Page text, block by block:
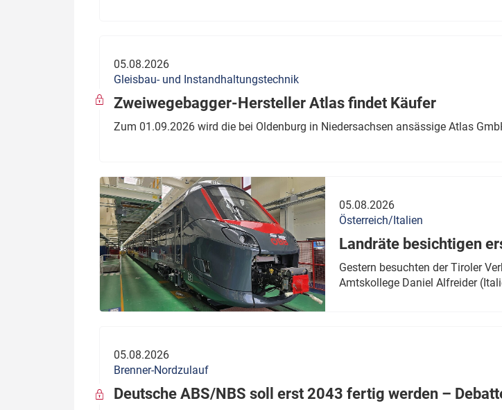
Thema des Monats
Dossier: Generalsanierung
Dossier: ETCS
05.08.2026
Gleisbau- und Instandhaltungstechnik
Zweiwegebagger-Hersteller Atlas findet Käufer
Zum 01.09.2026 wird die bei Oldenburg in Niedersachsen ansässige Atlas
05.08.2026
Österreich/Italien
Landräte besichtigen
Gestern besuchten der Tiroler
Amtskollege Daniel Alfreider
05.08.2026
Brenner-Nordzulauf
Deutsche ABS/NBS soll erst 2043 fertig werden –